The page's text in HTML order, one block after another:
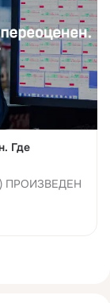
Где
ПРОИЗВЕДЕН